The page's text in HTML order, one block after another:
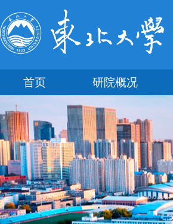
首页 研院概况